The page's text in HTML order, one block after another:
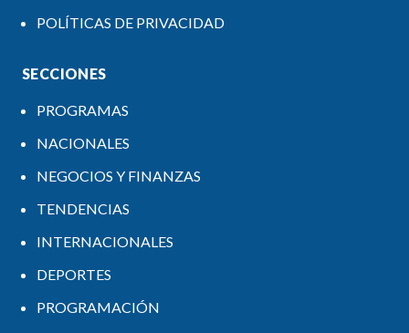
POLÍTICAS DE PRIVACIDAD
SECCIONES
PROGRAMAS
NACIONALES
NEGOCIOS Y FINANZAS
TENDENCIAS
INTERNACIONALES
DEPORTES
PROGRAMACIÓN